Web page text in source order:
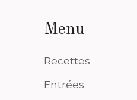
Menu
Recettes
Entrées